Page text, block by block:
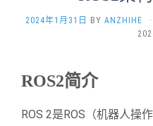
2024年1月31日 BY ANZHIHE ·
ROS2简介
ROS 2是ROS（机器人操